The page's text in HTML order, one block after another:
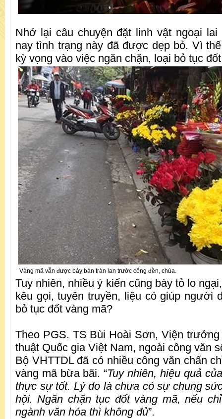
Nhớ lại câu chuyện đặt linh vật ngoại
nay tình trạng này đã được dẹp bỏ. Vì
kỳ vọng vào việc ngăn chặn, loại bỏ tục
Vàng mã vẫn được bày bán tràn lan trước cổng đền, chùa.
Tuy nhiên, nhiều ý kiến cũng bày tỏ lo
kêu gọi, tuyên truyền, liệu có giúp người
bỏ tục đốt vàng mã?
Theo PGS. TS Bùi Hoài Sơn, Viện
thuật Quốc gia Việt Nam, ngoài công văn
Bộ VHTTDL đã có nhiều công văn chấn
vàng mã bừa bãi. “Tuy nhiên, hiệu quả
thực sự tốt. Lý do là chưa có sự chung
hội. Ngăn chặn tục đốt vàng mã, nếu
ngành văn hóa thì không đủ”.